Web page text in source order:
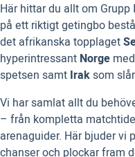
Här hittar du allt om
på ett riktigt getingbo
det afrikanska topplaget
hyperintressant Norge
spetsen samt Iraksom
Vi har samlat allt du
– från kompletta
arenaguider. Här bjuder vi
chanser och plockar fram